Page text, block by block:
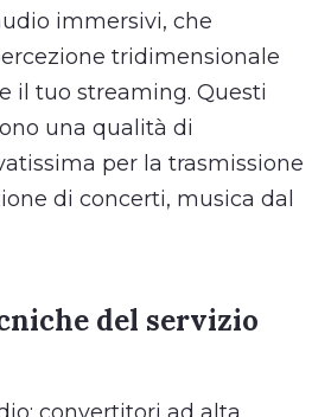
immersivi, che
tridimensionale
il tuo streaming. Questi
una qualità di
per la trasmissione
di concerti, musica dal
del servizio
convertitori ad alta